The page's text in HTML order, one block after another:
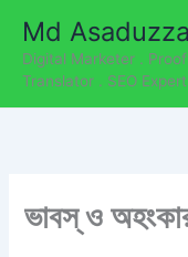
content
Md
Digital Marketer .
Translator . SEO
ভাবস্ ও
a
t
e
s